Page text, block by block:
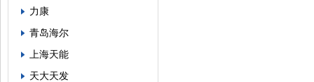
力康
青岛海尔
上海天能
天大天发